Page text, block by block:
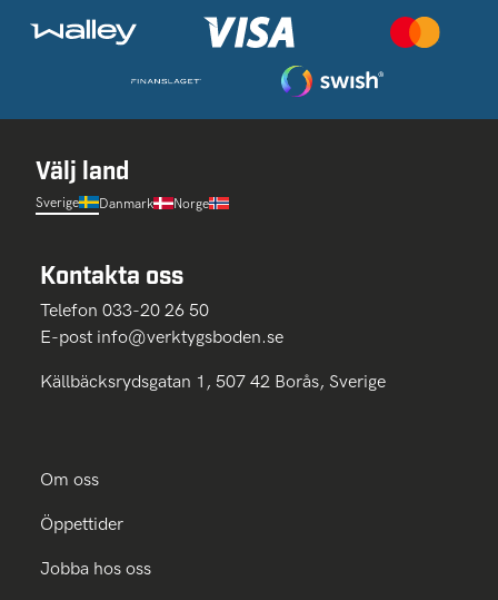
Välj land
Sverige Danmark Norge
Kontakta oss
Telefon 033-20 26 50
E-post info@verktygsboden.se
Källbäcksrydsgatan 1, 507 42 Borås, Sverige
Om oss
Öppettider
Jobba hos oss